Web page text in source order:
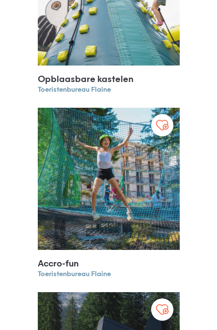
Opblaasbare kastelen
Toeristenbureau Flaine
Accro-fun
Toeristenbureau Flaine